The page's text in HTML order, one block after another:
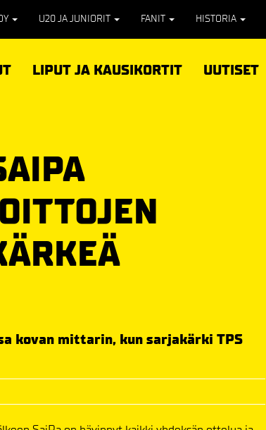
U20 JA JUNIORIT FANIT HISTORIA
LIPUT JA KAUSIKORTIT UUTISET
kovan mittarin, kun sarjakärki TPS